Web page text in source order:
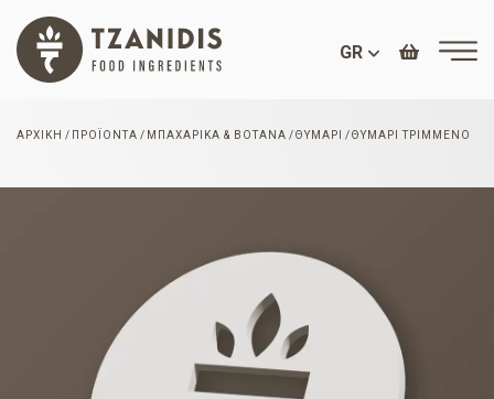
GR
ΑΡΧΙΚΉ ΠΡΟΪΌΝΤΑ ΜΠΑΧΑΡΙΚΆ & ΒΌΤΑΝΑ ΘΥΜΆΡΙ ΘΥΜΆΡΙ ΤΡΙΜΜΈΝΟ